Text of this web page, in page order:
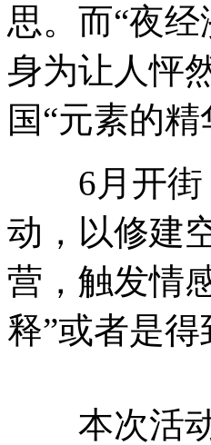
思。而“夜
身为让人怦
国“元素的
6月开街，
动，以修建
营，触发情
释”或者是得
本次活动